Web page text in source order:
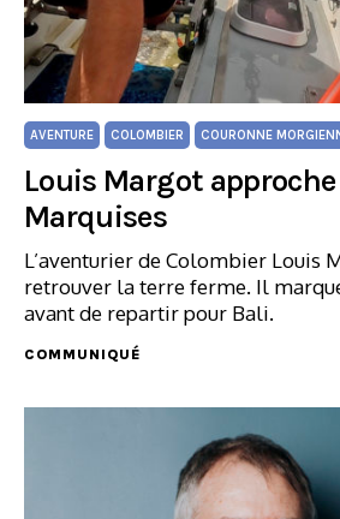
AVENTURE COLOMBIER COURONNE
Louis Margot
Marquises
L’aventurier de Colombier Louis
retrouver la terre ferme. Il
avant de repartir pour Bali.
COMMUNIQUÉ